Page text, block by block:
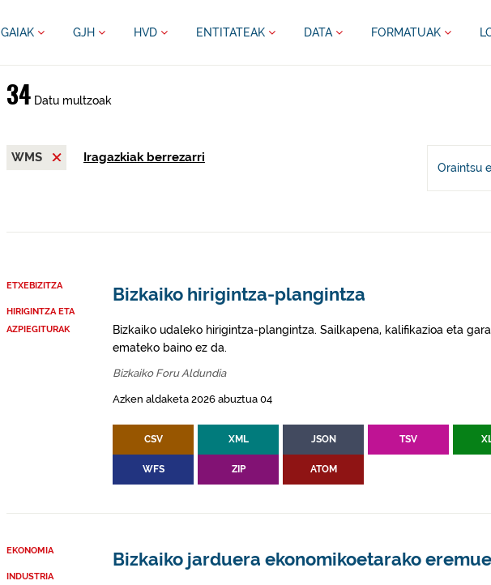
GAIAK GJH HVD ENTITATEAK DATA FORMATUAK
34Datu multzoak
WMS Iragazkiak berrezarri
Oraintsu
ETXEBIZITZA
HIRIGINTZA ETA
AZPIEGITURAK
Bizkaiko hirigintza-plangintza
Bizkaiko udaleko hirigintza-plangintza. Sailkapena, kalifikazioa eta
emateko baino ez da.
Bizkaiko Foru Aldundia
Azken aldaketa 2026 abuztua 04
CSV XML JSON TSV
WFS ZIP ATOM
EKONOMIA
INDUSTRIA
Bizkaiko jarduera ekonomikoetarako